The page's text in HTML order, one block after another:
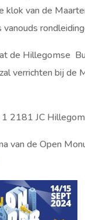
klok van de
vanouds
de Hillegomse
verrichten bij de
2181 JC Hillegom
van de Open